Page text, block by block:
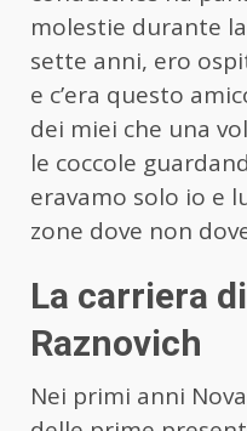
molestie durante
sette anni, ero
e c’era questo
dei miei che una
le coccole
eravamo solo io e
zone dove non
La carriera
Raznovich
Nei primi anni